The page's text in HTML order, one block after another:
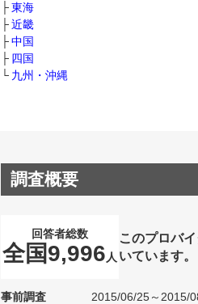
東海
近畿
中国
四国
九州・沖縄
調査概要
回答者総数
全国9,996 人
このプロバ
いています。
事前調査
2015/06/25～2015/